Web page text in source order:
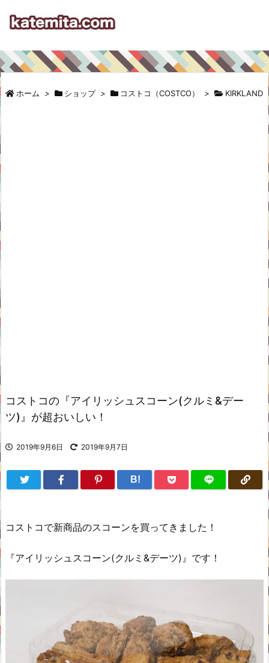
ホーム > ショップ > コストコ（COSTCO） > KIRKLAND
コストコの『アイリッシュスコーン(クルミ&デー
ツ)』が超おいしい！
2019年9月6日 2019年9月7日
B!
コストコで新商品のスコーンを買ってきました！
『アイリッシュスコーン(クルミ&デーツ)』です！